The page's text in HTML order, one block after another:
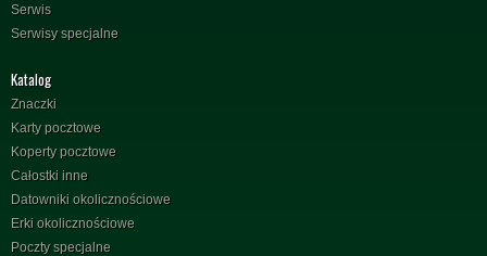
Serwis
Serwisy specjalne
Katalog
Znaczki
Karty pocztowe
Koperty pocztowe
Całostki inne
Datowniki okolicznościowe
Erki okolicznościowe
Poczty specjalne